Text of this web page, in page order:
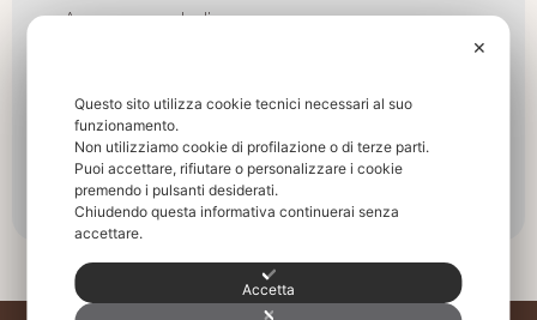
Acqua e snack di
Tutti i comfort
RICHIEDI UN
PREVENTIVO
GRATUITO
✕
Questo sito utilizza cookie tecnici necessari al suo
funzionamento.
Non utilizziamo cookie di profilazione o di terze parti.
Puoi accettare, rifiutare o personalizzare i cookie
premendo i pulsanti desiderati.
Chiudendo questa informativa continuerai senza
accettare.
Accetta